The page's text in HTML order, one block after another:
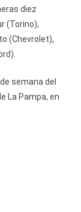
diez
(Torino),
(Chevrolet),
semana del
La Pampa, en